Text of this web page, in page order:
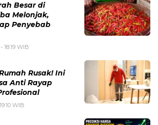
Besar di
Melonjak,
Penyebab
18:19 WIB
Rusak! Ini
Anti Rayap
WIB